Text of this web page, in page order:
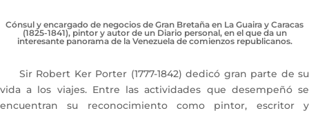
Cónsul y encargado de negocios de Gran Bretaña en La Guaira y Caracas
(1825-1841), pintor y autor de un Diario personal, en el que da un
interesante panorama de la Venezuela de comienzos republicanos.
Sir Robert Ker Porter (1777-1842) dedicó gran parte de su
vida a los viajes. Entre las actividades que desempeñó se
encuentran su reconocimiento como pintor, escritor y